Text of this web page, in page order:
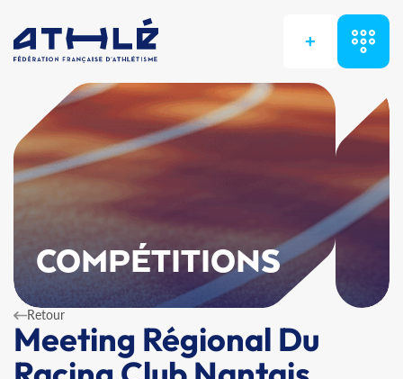
+
COMPÉTITIONS
Retour
Meeting Régional Du